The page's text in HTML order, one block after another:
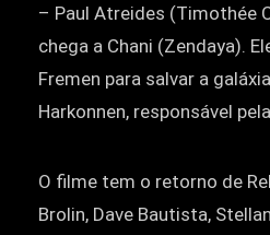
– Paul Atreides (Timothée
chega a Chani (Zendaya).
Fremen para salvar a
Harkonnen, responsável
O filme tem o retorno de
Brolin, Dave Bautista,